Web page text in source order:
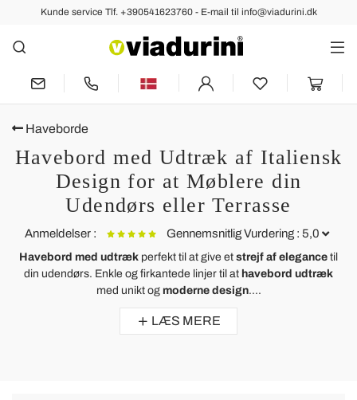
Kunde service Tlf. +390541623760 - E-mail til info@viadurini.dk
Haveborde
Havebord med Udtræk af Italiensk
Design for at Møblere din
Udendørs eller Terrasse
Anmeldelser : Gennemsnitlig Vurdering : 5,0
Udvideligt udendørs bord lavet af teak Amalfi
J'ai acheté cette table extensible en teck pour mon jardin et je n'aurais
pas pu faire un meilleur achat.
Havebord med udtræk perfekt til at give et strejf af elegance til
din udendørs. Enkle og firkantede linjer til at havebord udtræk
med unikt og moderne design....
LÆS MERE